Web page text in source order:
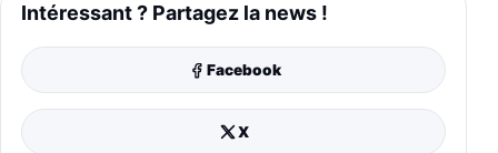
Intéressant ? Partagez la news !
Facebook
X